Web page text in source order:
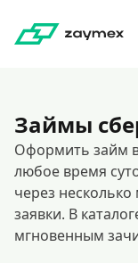
Займы
Оформить займ
любое время
через
заявки. В
мгновенным